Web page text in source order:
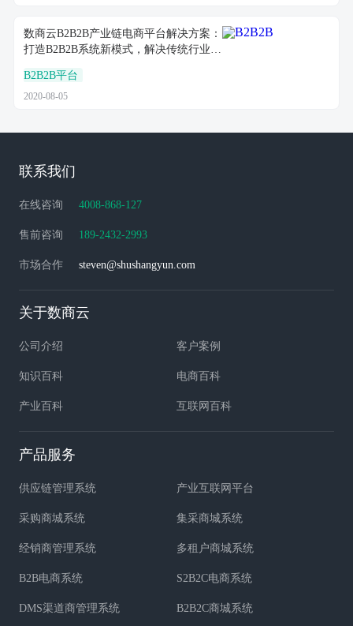
数商云B2B2B产业链电商平台解决方案：
打造B2B2B系统新模式，解决传统行业痛
B2B2B平台
2020-08-05
联系我们
在线咨询 4008-868-127
售前咨询 189-2432-2993
市场合作 steven@shushangyun.com
关于数商云
公司介绍 客户案例
知识百科 电商百科
产业百科 互联网百科
产品服务
供应链管理系统 产业互联网平台
采购商城系统 集采商城系统
经销商管理系统 多租户商城系统
B2B电商系统 S2B2C电商系统
DMS渠道商管理系统 B2B2C商城系统